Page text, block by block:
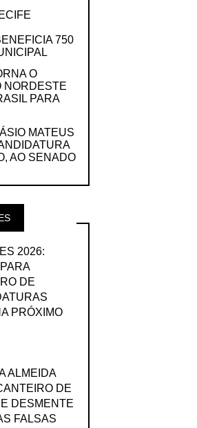
750
O
NORDESTE
PARA
MATEUS
AO SENADO
2026:
DE
PRÓXIMO
ALMEIDA
DE
DESMENTE
FALSAS